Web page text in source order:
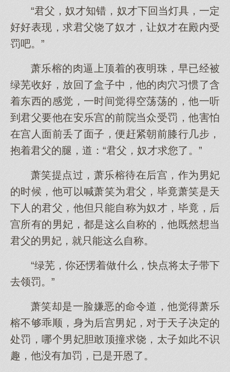
“君父，奴才知错，奴才下回当灯具，一定
好好表现，求君父饶了奴才，让奴才在殿内受
罚吧。”
萧乐榕的肉逼上顶着的夜明珠，早已经被
绿芜收好，放回了盒子中，他的肉穴习惯了含
着东西的感觉，一时间觉得空荡荡的，他一听
到君父要他在安乐宫的前院当众受罚，他害怕
在宫人面前丢了面子，便赶紧朝前膝行几步，
抱着君父的腿，道：“君父，奴才求您了。”
萧笑提点过，萧乐榕待在后宫，作为男妃
的时候，他可以喊萧笑为君父，毕竟萧笑是天
下人的君父，他但只能自称为奴才，毕竟，后
宫所有的男妃，都是这么自称的，他既然想当
君父的男妃，就只能这么自称。
“绿芜，你还愣着做什么，快点将太子带下
去领罚。”
萧笑却是一脸嫌恶的命令道，他觉得萧乐
榕不够乖顺，身为后宫男妃，对于天子决定的
处罚，哪个男妃胆敢顶撞求饶，太子如此不识
趣，他没有加罚，已是开恩了。